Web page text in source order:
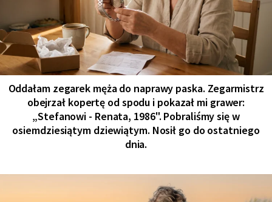
Oddałam zegarek męża do naprawy paska. Zegarmistrz
obejrzał kopertę od spodu i pokazał mi grawer:
„Stefanowi - Renata, 1986". Pobraliśmy się w
osiemdziesiątym dziewiątym. Nosił go do ostatniego
dnia.